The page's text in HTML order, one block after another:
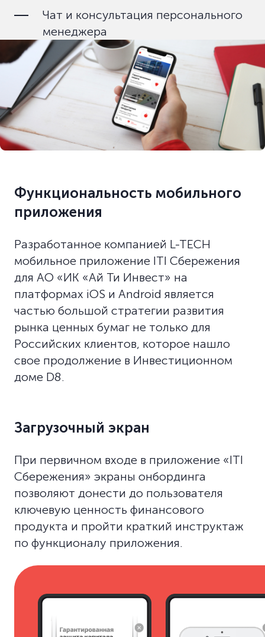
Чат и консультация персонального
менеджера
Функциональность мобильного
приложения
Разработанное компанией L-TECH
мобильное приложение ITI Сбережения
для АО «ИК «Ай Ти Инвест» на
платформах iOS и Android является
частью большой стратегии развития
рынка ценных бумаг не только для
Российских клиентов, которое нашло
свое продолжение в Инвестиционном
доме D8.
Загрузочный экран
При первичном входе в приложение «ITI
Сбережения» экраны онбординга
позволяют донести до пользователя
ключевую ценность финансового
продукта и пройти краткий инструктаж
по функционалу приложения.